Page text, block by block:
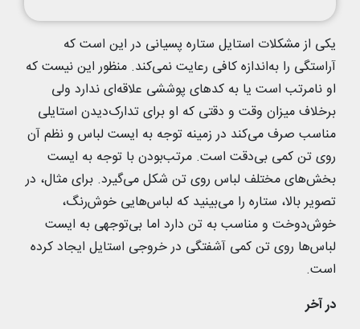
یکی از مشکلات استایل ستاره پسیانی در این است که
آراستگی را به‌اندازه کافی رعایت نمی‌کند. منظور این نیست که
او نامرتب است یا به کدهای پوششی علاقه‌ای ندارد ولی
برخلاف میزان وقت و دقتی که او برای تدارک‌دیدن استایلی
مناسب صرف می‌کند در زمینه توجه به ایست لباس و نظم آن
روی تن کمی بی‌دقت است. مرتب‌بودن با توجه به ایست
بخش‌های مختلف لباس روی تن شکل می‌گیرد. برای مثال، در
تصویر بالا، ستاره را می‌بینید که لباس‌هایی خوش‌رنگ،
خوش‌دوخت و مناسب به تن دارد اما بی‌توجهی به ایست
لباس‌ها روی تن کمی آشفتگی در خروجی استایل ایجاد کرده
است.
در آخر